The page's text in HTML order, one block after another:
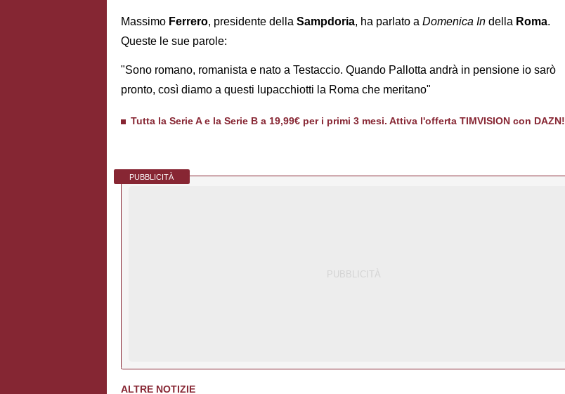
Massimo Ferrero, presidente della Sampdoria, ha parlato a Domenica In della Roma.
Queste le sue parole:
"Sono romano, romanista e nato a Testaccio. Quando Pallotta andrà in pensione io sarò
pronto, così diamo a questi lupacchiotti la Roma che meritano"
Tutta la Serie A e la Serie B a 19,99€ per i primi 3 mesi. Attiva l'offerta TIMVISION con DAZN!
PUBBLICITÀ
ALTRE NOTIZIE